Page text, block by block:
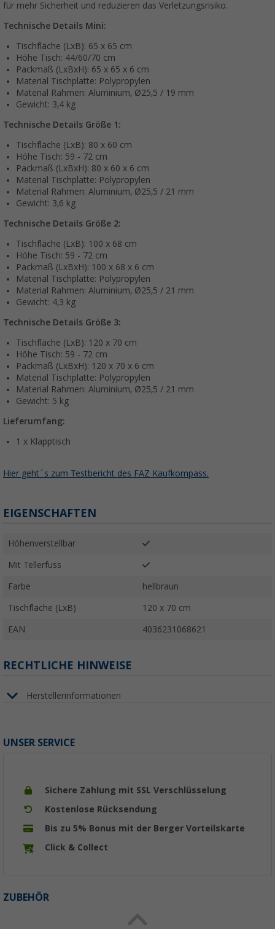
für mehr Sicherheit und reduzieren das Verletzungsrisiko.
Technische Details Mini:
Tischfläche (LxB): 65 x 65 cm
Höhe Tisch: 44/60/70 cm
Packmaß (LxBxH): 65 x 65 x 6 cm
Material Tischplatte: Polypropylen
Material Rahmen: Aluminium, Ø25,5 / 19 mm
Gewicht: 3,4 kg
Technische Details Größe 1:
Tischfläche (LxB): 80 x 60 cm
Höhe Tisch: 59 - 72 cm
Packmaß (LxBxH): 80 x 60 x 6 cm
Material Tischplatte: Polypropylen
Material Rahmen: Aluminium, Ø25,5 / 21 mm
Gewicht: 3,6 kg
Technische Details Größe 2:
Tischfläche (LxB): 100 x 68 cm
Höhe Tisch: 59 - 72 cm
Packmaß (LxBxH): 100 x 68 x 6 cm
Material Tischplatte: Polypropylen
Material Rahmen: Aluminium, Ø25,5 / 21 mm
Gewicht: 4,3 kg
Technische Details Größe 3:
Tischfläche (LxB): 120 x 70 cm
Höhe Tisch: 59 - 72 cm
Packmaß (LxBxH): 120 x 70 x 6 cm
Material Tischplatte: Polypropylen
Material Rahmen: Aluminium, Ø25,5 / 21 mm
Gewicht: 5 kg
Lieferumfang:
1 x Klapptisch
Hier geht´s zum Testbericht des FAZ Kaufkompass.
EIGENSCHAFTEN
Höhenverstellbar
Mit Tellerfuss
Farbe hellbraun
Tischfläche (LxB) 120 x 70 cm
EAN 4036231068621
RECHTLICHE HINWEISE
Herstellerinformationen
UNSER SERVICE
Sichere Zahlung mit SSL Verschlüsselung
Kostenlose Rücksendung
Bis zu 5% Bonus mit der Berger Vorteilskarte
Click & Collect
ZUBEHÖR